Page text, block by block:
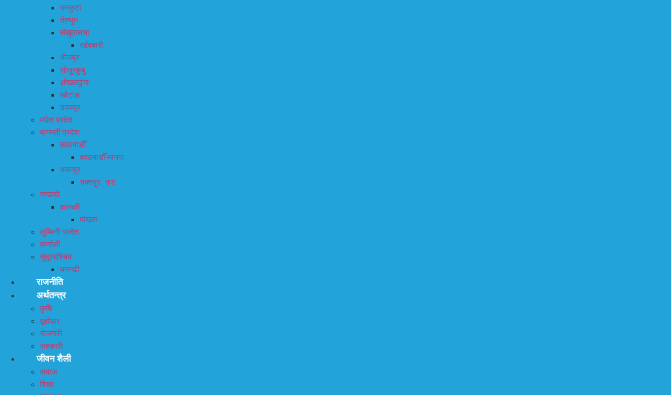
धनकुटा
तेह्थुम
संखुवासभा
खाँदबारी
भोजपुर
सोलुखुम्बु
ओखलढुंगा
खोटाङ
उदयपुर
मधेस प्रदेश
बागमती प्रदेश
काठमाडौँ
काठमाडौँ-मानपा
भक्तपुर
भक्तपुर_नपा
गण्डकी
कास्की
पोखरा
लुम्बिनी प्रदेश
कर्णाली
सुदूरदश्चिम
धनगढी
राजनीति
अर्थतन्त्र
कृषि
पूर्वाधार
रोजगारी
सहकारी
जीवन शैली
समाज
शिक्षा